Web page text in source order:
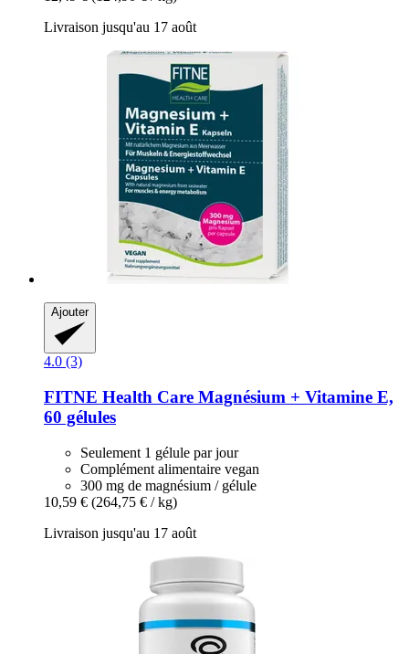
Livraison jusqu'au 17 août
Ajouter
4.0 (3)
FITNE Health Care Magnésium + Vitamine E,
60 gélules
Seulement 1 gélule par jour
Complément alimentaire vegan
300 mg de magnésium / gélule
10,59 € (264,75 € / kg)
Livraison jusqu'au 17 août